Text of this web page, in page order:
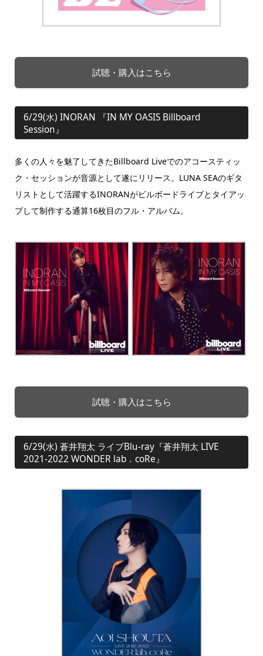
試聴・購入はこちら
6/29(水) INORAN 『IN MY OASIS Billboard
Session』
多くの人々を魅了してきたBillboard Liveでのアコースティッ
ク・セッションが音源として遂にリリース。LUNA SEAのギタ
リストとして活躍するINORANがビルボードライブとタイアッ
プして制作する通算16枚目のフル・アルバム。
試聴・購入はこちら
6/29(水) 蒼井翔太 ライブBlu-ray『蒼井翔太 LIVE
2021-2022 WONDER lab．coRe』